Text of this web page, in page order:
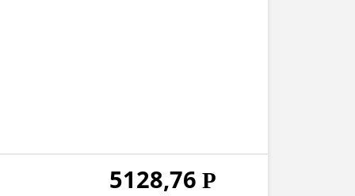
5128,76 Р